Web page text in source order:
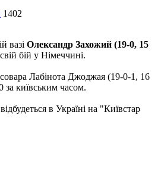
1402
вазі Олександр Захожий (19-0, 15
бій у Німеччині.
Лабінота Джоджая (19-0-1, 16
київським часом.
в Україні на "Київстар